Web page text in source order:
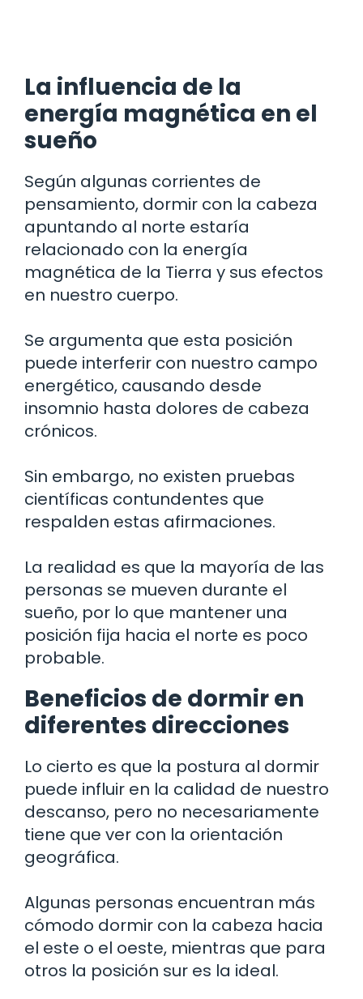
La influencia de la
energía magnética en el
sueño
Según algunas corrientes de
pensamiento, dormir con la cabeza
apuntando al norte estaría
relacionado con la energía
magnética de la Tierra y sus efectos
en nuestro cuerpo.
Se argumenta que esta posición
puede interferir con nuestro campo
energético, causando desde
insomnio hasta dolores de cabeza
crónicos.
Sin embargo, no existen pruebas
científicas contundentes que
respalden estas afirmaciones.
La realidad es que la mayoría de las
personas se mueven durante el
sueño, por lo que mantener una
posición fija hacia el norte es poco
probable.
Beneficios de dormir en
diferentes direcciones
Lo cierto es que la postura al dormir
puede influir en la calidad de nuestro
descanso, pero no necesariamente
tiene que ver con la orientación
geográfica.
Algunas personas encuentran más
cómodo dormir con la cabeza hacia
el este o el oeste, mientras que para
otros la posición sur es la ideal.